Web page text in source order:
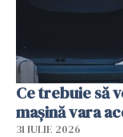
Ce trebuie să
mașină vara
31 IULIE 2026